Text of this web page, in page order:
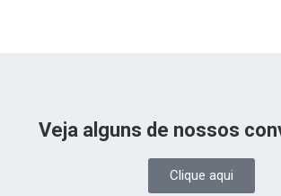
Veja alguns de nossos
Clique aqui